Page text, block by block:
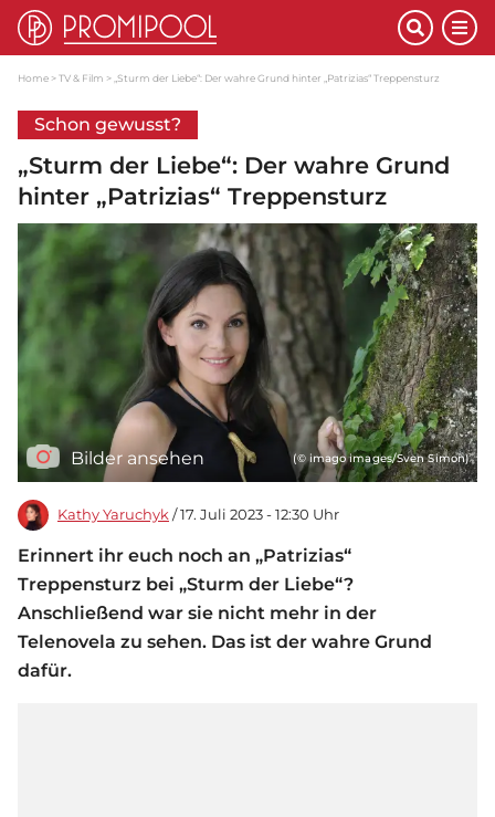
Home TV & Film „Sturm der Liebe“: Der wahre Grund hinter „Patrizias“ Treppensturz
Schon gewusst?
„Sturm der Liebe“: Der wahre Grund
hinter „Patrizias“ Treppensturz
Bilder ansehen (© imago images/Sven Simon)
Kathy Yaruchyk / 17. Juli 2023 - 12:30 Uhr
Erinnert ihr euch noch an „Patrizias“
Treppensturz bei „Sturm der Liebe“?
Anschließend war sie nicht mehr in der
Telenovela zu sehen. Das ist der wahre Grund
dafür.